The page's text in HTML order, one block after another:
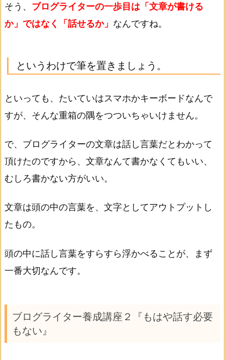
そう、 ブログライターの一歩目は「文章が書ける
か」ではなく「話せるか」 なんですね。
というわけで筆を置きましょう。
といっても、たいていはスマホかキーボードなんで
すが、そんな重箱の隅をつついちゃいけません。
で、ブログライターの文章は話し言葉だとわかって
頂けたのですから、文章なんて書かなくてもいい、
むしろ書かない方がいい。
文章は頭の中の言葉を、文字としてアウトプットし
たもの。
頭の中に話し言葉をすらすら浮かべることが、まず
一番大切なんです。
ブログライター養成講座２『もはや話す必要
もない』